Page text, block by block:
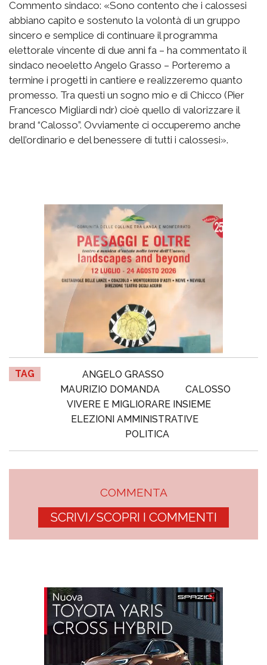
Commento sindaco: «Sono contento che i calossesi
abbiano capito e sostenuto la volontà di un gruppo
sincero e semplice di continuare il programma
elettorale vincente di due anni fa – ha commentato il
sindaco neoeletto Angelo Grasso – Porteremo a
termine i progetti in cantiere e realizzeremo quanto
promesso. Tra questi un sogno mio e di Chicco (Pier
Francesco Migliardi ndr) cioè quello di valorizzare il
brand “Calosso”. Ovviamente ci occuperemo anche
dell’ordinario e del benessere di tutti i calossesi».
TAG
ANGELO GRASSO
MAURIZIO DOMANDA
CALOSSO
VIVERE E MIGLIORARE INSIEME
ELEZIONI AMMINISTRATIVE
POLITICA
COMMENTA
SCRIVI/SCOPRI I COMMENTI